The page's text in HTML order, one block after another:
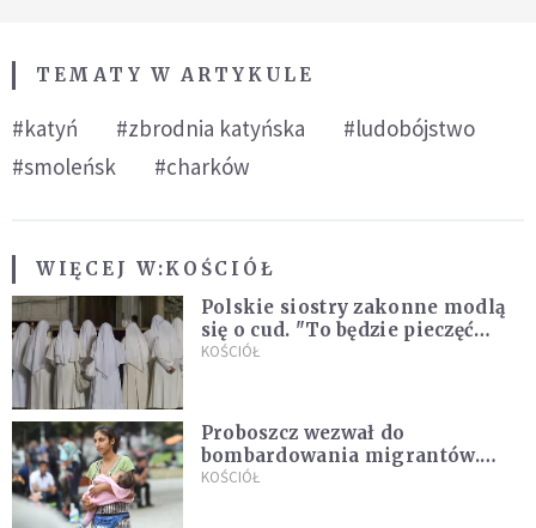
TEMATY W ARTYKULE
#katyń #zbrodnia katyńska
#ludobójstwo
#smoleńsk
#charków
WIĘCEJ W:KOŚCIÓŁ
Polskie siostry zakonne modlą
się o cud. "To będzie pieczęć
Pana Boga dla naszej wiary"
KOŚCIÓŁ
Proboszcz wezwał do
bombardowania migrantów.
"Masowy ogień przeciwko
KOŚCIÓŁ